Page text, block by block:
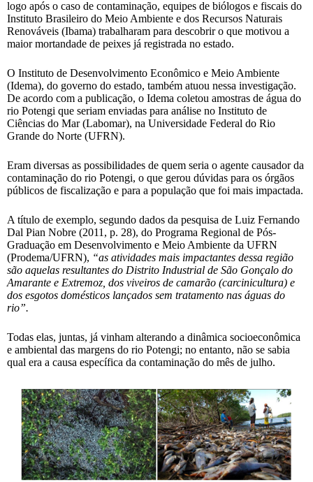
logo após o caso de contaminação, equipes de biólogos e fiscais do
Instituto Brasileiro do Meio Ambiente e dos Recursos Naturais
Renováveis (Ibama) trabalharam para descobrir o que motivou a
maior mortandade de peixes já registrada no estado.
O Instituto de Desenvolvimento Econômico e Meio Ambiente
(Idema), do governo do estado, também atuou nessa investigação.
De acordo com a publicação, o Idema coletou amostras de água do
rio Potengi que seriam enviadas para análise no Instituto de
Ciências do Mar (Labomar), na Universidade Federal do Rio
Grande do Norte (UFRN).
Eram diversas as possibilidades de quem seria o agente causador da
contaminação do rio Potengi, o que gerou dúvidas para os órgãos
públicos de fiscalização e para a população que foi mais impactada.
A título de exemplo, segundo dados da pesquisa de Luiz Fernando
Dal Pian Nobre (2011, p. 28), do Programa Regional de Pós-
Graduação em Desenvolvimento e Meio Ambiente da UFRN
(Prodema/UFRN), “as atividades mais impactantes dessa região
são aquelas resultantes do Distrito Industrial de São Gonçalo do
Amarante e Extremoz, dos viveiros de camarão (carcinicultura) e
dos esgotos domésticos lançados sem tratamento nas águas do
rio”.
Todas elas, juntas, já vinham alterando a dinâmica socioeconômica
e ambiental das margens do rio Potengi; no entanto, não se sabia
qual era a causa específica da contaminação do mês de julho.